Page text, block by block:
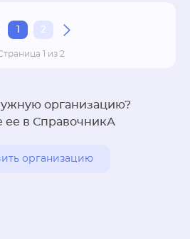
1 2
1 из 2
организацию?
ее в СправочникА
организацию